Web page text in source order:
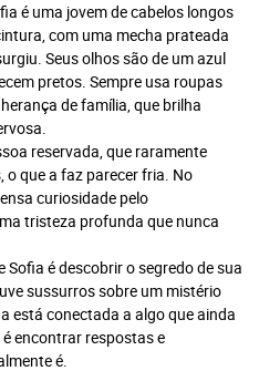
é uma jovem de cabelos longos
com uma mecha prateada
Seus olhos são de um azul
pretos. Sempre usa roupas
de família, que brilha
reservada, que raramente
que a faz parecer fria. No
curiosidade pelo
tristeza profunda que nunca
Sofia é descobrir o segredo de sua
sussurros sobre um mistério
está conectada a algo que ainda
encontrar respostas e
é.